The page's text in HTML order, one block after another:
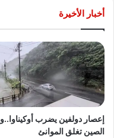
أخبار الأخيرة
إعصار دولفين يضرب أوكيناوا..و
الصين تغلق الموانئ